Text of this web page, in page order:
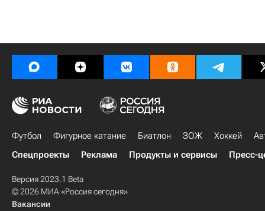
Футбол Фигурное катание Биатлон ЗОЖ Хоккей
Спецпроекты
Реклама Продукты и сервисы Пресс-
Версия 2023.1 Beta
© 2026 МИА «Россия сегодня»
Вакансии